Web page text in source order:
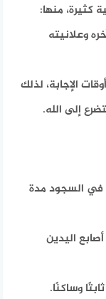
كثيرة،منها:
وعلانيته
الإجابة، لذلك
إلى الله.
في السجود مدة
اليدين
وساكنًا.